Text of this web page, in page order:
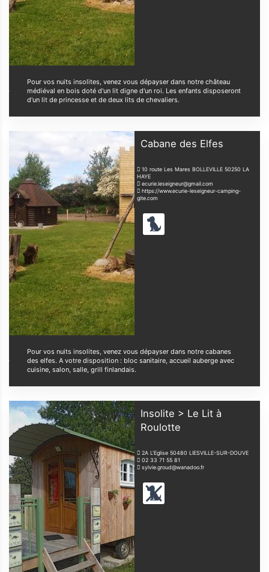
Pour vos nuits insolites, venez vous dépayser dans notre château
médiéval en bois doté d'un lit digne d'un roi. Les enfants disposeront
d'un lit de princesse et de deux lits de chevaliers.
Cabane des Elfes
10 route Les Mares BOLLEVILLE 50250 LA
HAYE
ecurie.leseigneur@gmail.com
https://www.ecurie-leseigneur-camping-
gite.com
Pour vos nuits insolites, venez vous dépayser dans notre cabanes
des elfes. A votre disposition : bloc sanitaire, accueil auberge avec
cuisine, salon, salle, grill finlandais.
Insolite > Le Lit à
Roulotte
2A L'Eglise 50480 LIESVILLE-SUR-DOUVE
02 33 71 55 81
sylvie.groud@wanadoo.fr